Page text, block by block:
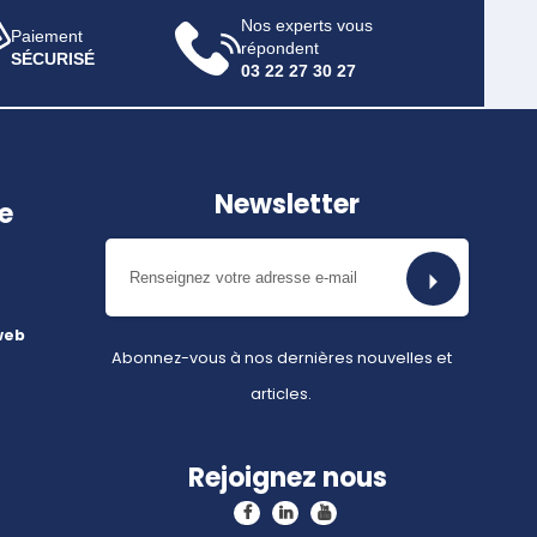
Paiement
SÉCURISÉ
Nos experts vous
répondent
03 22 27 30 27
Newsletter
Abonnez-vous à nos dernières nouvelles et
articles.
Rejoignez nous